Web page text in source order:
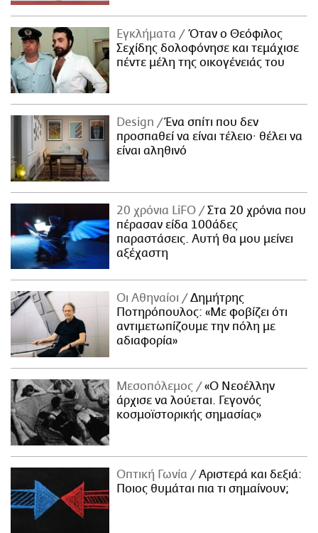
Εγκλήματα
Όταν ο Θεόφιλος
Σεχίδης δολοφόνησε και τεμάχισε
πέντε μέλη της οικογένειάς του
Design
Ένα σπίτι που δεν
προσπαθεί να είναι τέλειο· θέλει να
είναι αληθινό
20 χρόνια LiFO
Στα 20 χρόνια που
πέρασαν είδα 100άδες
παραστάσεις. Αυτή θα μου μείνει
αξέχαστη
Οι Αθηναίοι
Δημήτρης
Ποτηρόπουλος: «Με φοβίζει ότι
αντιμετωπίζουμε την πόλη με
αδιαφορία»
Μεσοπόλεμος
«Ο Νεοέλλην
άρχισε να λούεται. Γεγονός
κοσμοϊστορικής σημασίας»
Οπτική Γωνία
Αριστερά και δεξιά:
Ποιος θυμάται πια τι σημαίνουν;